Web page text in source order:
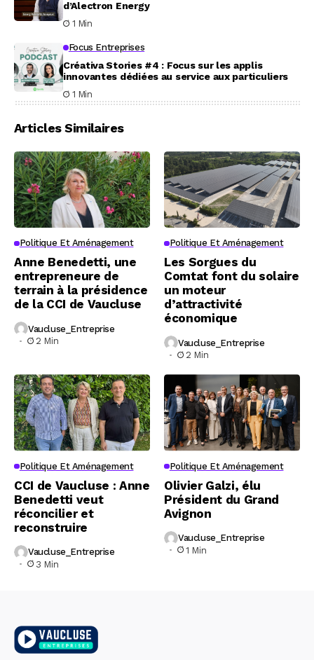
d’Alectron Energy
1 Min
Focus Entreprises
Créativa Stories #4 : Focus sur les applis
innovantes dédiées au service aux particuliers
1 Min
Articles Similaires
Politique Et Aménagement
Anne Benedetti, une
entrepreneure de
terrain à la présidence
de la CCI de Vaucluse
Vaucluse_Entreprise
2 Min
Politique Et Aménagement
Les Sorgues du
Comtat font du solaire
un moteur
d’attractivité
économique
Vaucluse_Entreprise
2 Min
Politique Et Aménagement
CCI de Vaucluse : Anne
Benedetti veut
réconcilier et
reconstruire
Vaucluse_Entreprise
3 Min
Politique Et Aménagement
Olivier Galzi, élu
Président du Grand
Avignon
Vaucluse_Entreprise
1 Min